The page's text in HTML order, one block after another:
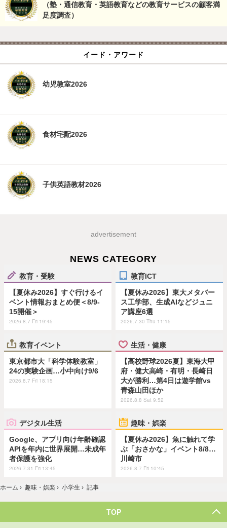
（塾・通信教育・英語教育などの教育サービスの顧客満
足度調査）
イード・アワード
幼児教室2026
食材宅配2026
子供英語教材2026
advertisement
NEWS CATEGORY
教育・受験
【夏休み2026】すぐ行けるイ
ベント情報おまとめ便＜8/9-
15開催＞
2026.8.7 Fri 19:45
教育ICT
【夏休み2026】東大メタバー
ス工学部、生成AIなどジュニ
ア講座6選
2026.7.30 Thu 11:15
教育イベント
東京都市大「科学体験教室」
24の実験企画…小中向け9/6
2026.8.7 Fri 18:15
生活・健康
【高校野球2026夏】東海大甲
府・健大高崎・有明・長崎日
大が勝利…第4日は遊学館vs
青森山田ほか
2026.8.8 Sat 9:52
デジタル生活
Google、アプリ向け年齢確認
APIを年内に世界展開…未成年
者保護を強化
2026.7.31 Fri 13:45
趣味・娯楽
【夏休み2026】魚に触れて学
ぶ「おさかな」イベント8/8…
川崎市
2026.8.7 Fri 10:45
ホーム › 趣味・娯楽 › 小学生 › 記事
TOP